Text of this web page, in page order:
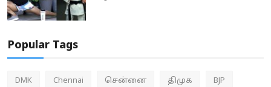
Popular Tags
DMK Chennai சென்னை திமுக BJP